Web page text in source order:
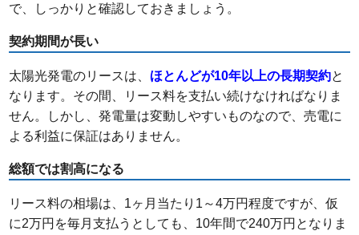
で、しっかりと確認しておきましょう。
契約期間が長い
太陽光発電のリースは、 ほとんどが10年以上の長期契約と
なります。その間、リース料を支払い続けなければなりま
せん。しかし、発電量は変動しやすいものなので、売電に
よる利益に保証はありません。
総額では割高になる
リース料の相場は、1ヶ月当たり1～4万円程度ですが、仮
に2万円を毎月支払うとしても、10年間で240万円となりま